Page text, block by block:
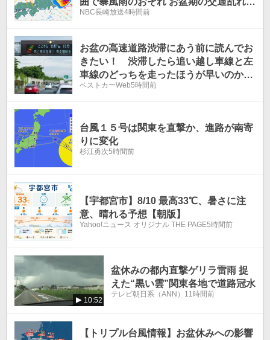
警戒【雨風シミュレーション10日午前6
NBC長崎放送4時間前
お盆の高速道路渋滞にあう前に読んでお
きたい！ 渋滞したら追い越し車線と左
車線のどっちを走ったほうが早いのか？
何度も車線を変えるのは逆効果!?
ベストカーWeb5時間前
台風１５号は関東を直撃か、進路が南寄
りに変化
杉江勇次5時間前
【宇都宮市】8/10 最高33℃、暑さに注
意、晴れる予想【朝版】
Yahoo!ニュース オリジナル THE PAGE5時間前
10:52
盆休みの都内直撃ゲリラ雷雨 捉
えた“黒い雲”関東各地で道路冠水
テレビ朝日系（ANN） 11時間前
【トリプル台風情報】お盆休みへの影響